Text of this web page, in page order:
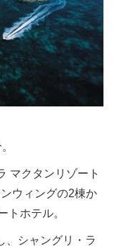
マクタンリゾート
ウィングの2棟か
トホテル。
、シャングリ・ラ